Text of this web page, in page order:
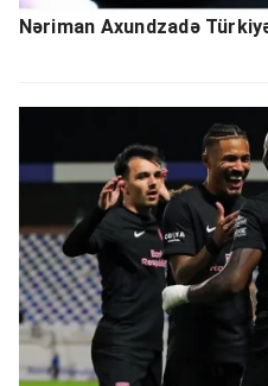
Nəriman Axundzadə